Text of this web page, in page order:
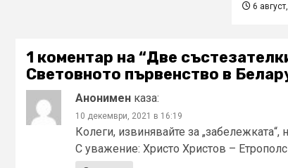
6
1 коментар на “Две
Световното първенство в
Анонимен каза:
10 декември, 2021 в 16:19
Колеги, извинявайте за „забележката“,
С уважение: Христо Христов –